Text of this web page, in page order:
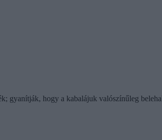
hogy a kabalájuk valószínűleg